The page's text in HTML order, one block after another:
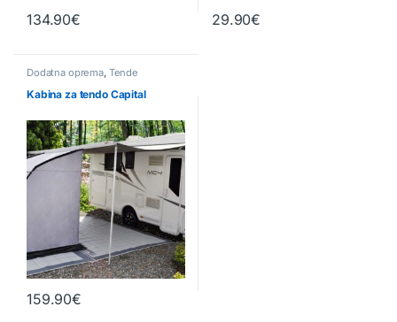
134.90€ 29.90€
Dodatna oprema, Tende
Kabina za tendo Capital
159.90€